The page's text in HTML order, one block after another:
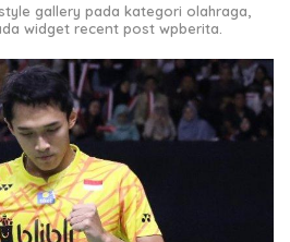
gallery pada kategori olahraga,
widget recent post wpberita.